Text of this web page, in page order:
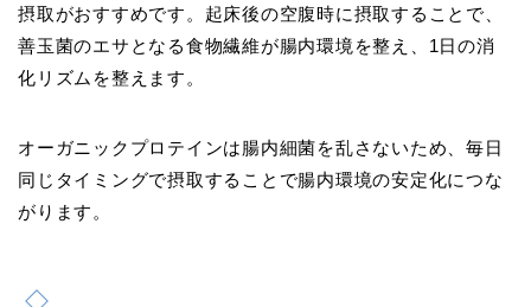
摂取がおすすめです。起床後の空腹時に摂取することで、
善玉菌のエサとなる食物繊維が腸内環境を整え、1日の消
化リズムを整えます。
オーガニックプロテインは腸内細菌を乱さないため、毎日
同じタイミングで摂取することで腸内環境の安定化につな
がります。